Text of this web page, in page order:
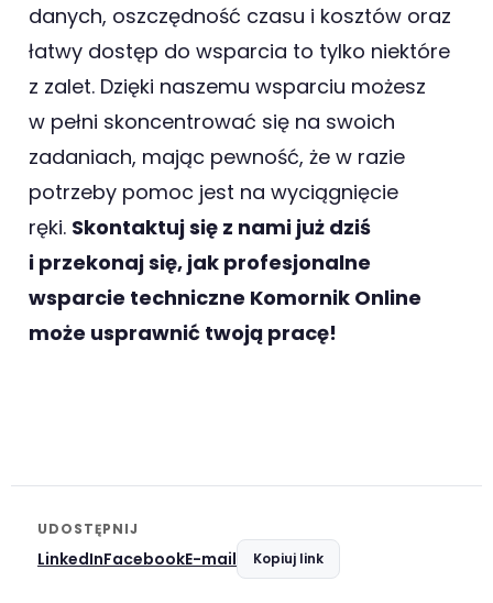
danych, oszczędność czasu i kosztów oraz
łatwy dostęp do wsparcia to tylko niektóre
z zalet. Dzięki naszemu wsparciu możesz
w pełni skoncentrować się na swoich
zadaniach, mając pewność, że w razie
potrzeby pomoc jest na wyciągnięcie
ręki. Skontaktuj się z nami już dziś
i przekonaj się, jak profesjonalne
wsparcie techniczne Komornik Online
może usprawnić twoją pracę!
UDOSTĘPNIJ
LinkedInFacebookE-mail Kopiuj link